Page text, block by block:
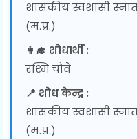
शासकीय स्वशासी
(म.प्र.)
👩‍🎓 शोधार्थी :
रश्मि चौवे
📍 शोध केन्द्र :
शासकीय स्वशासी
(म.प्र.)